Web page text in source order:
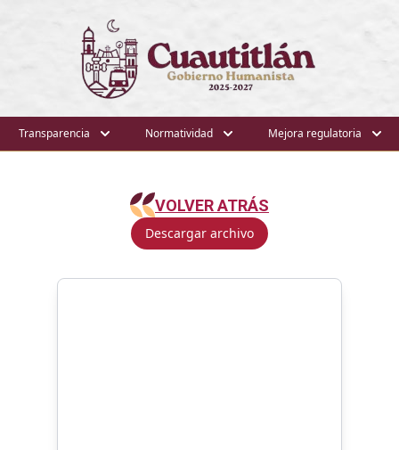
Transparencia Normatividad Mejora regulatoria
VOLVER ATRÁS
Descargar archivo